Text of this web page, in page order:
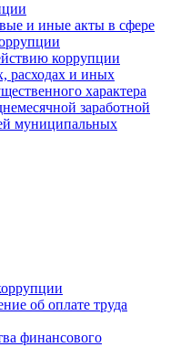
и иные акты в сфере
коррупции
расходах и иных
характера
заработной
муниципальных
об оплате труда
финансового